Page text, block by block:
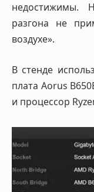
недостижимы.
разгона не
воздухе».
В стенде
плата Aorus
и процессор